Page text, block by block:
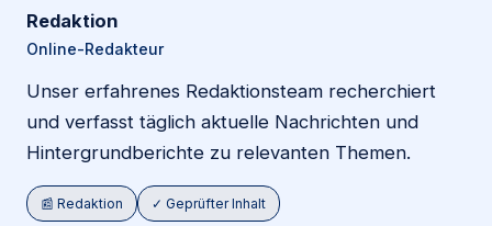
Redaktion
Online-Redakteur
Unser erfahrenes Redaktionsteam recherchiert
und verfasst täglich aktuelle Nachrichten und
Hintergrundberichte zu relevanten Themen.
📰 Redaktion ✓ Geprüfter Inhalt